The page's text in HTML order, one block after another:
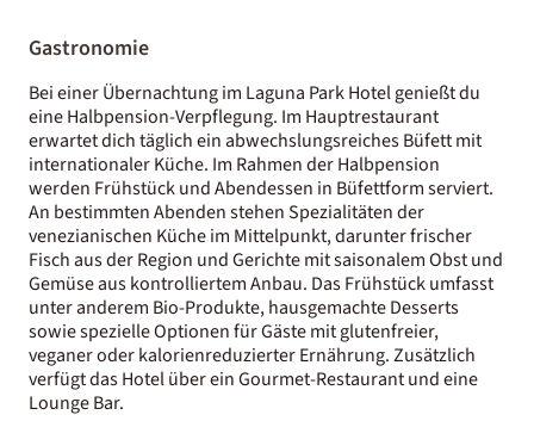
Gastronomie
Bei einer Übernachtung im Laguna Park Hotel genießt du
eine Halbpension-Verpflegung. Im Hauptrestaurant
erwartet dich täglich ein abwechslungsreiches Büfett mit
internationaler Küche. Im Rahmen der Halbpension
werden Frühstück und Abendessen in Büfettform serviert.
An bestimmten Abenden stehen Spezialitäten der
venezianischen Küche im Mittelpunkt, darunter frischer
Fisch aus der Region und Gerichte mit saisonalem Obst und
Gemüse aus kontrolliertem Anbau. Das Frühstück umfasst
unter anderem Bio-Produkte, hausgemachte Desserts
sowie spezielle Optionen für Gäste mit glutenfreier,
veganer oder kalorienreduzierter Ernährung. Zusätzlich
verfügt das Hotel über ein Gourmet-Restaurant und eine
Lounge Bar.